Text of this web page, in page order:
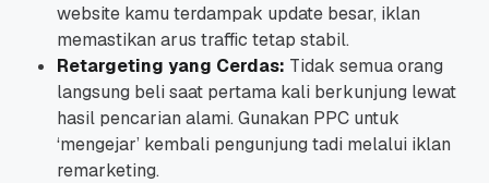
website kamu terdampak update besar, iklan
memastikan arus traffic tetap stabil.
Retargeting yang Cerdas: Tidak semua orang
langsung beli saat pertama kali berkunjung lewat
hasil pencarian alami. Gunakan PPC untuk
‘mengejar’ kembali pengunjung tadi melalui iklan
remarketing.